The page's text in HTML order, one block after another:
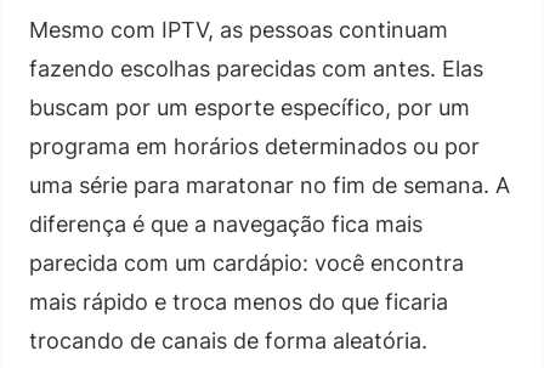
Mesmo com IPTV, as pessoas continuam
fazendo escolhas parecidas com antes. Elas
buscam por um esporte específico, por um
programa em horários determinados ou por
uma série para maratonar no fim de semana. A
diferença é que a navegação fica mais
parecida com um cardápio: você encontra
mais rápido e troca menos do que ficaria
trocando de canais de forma aleatória.